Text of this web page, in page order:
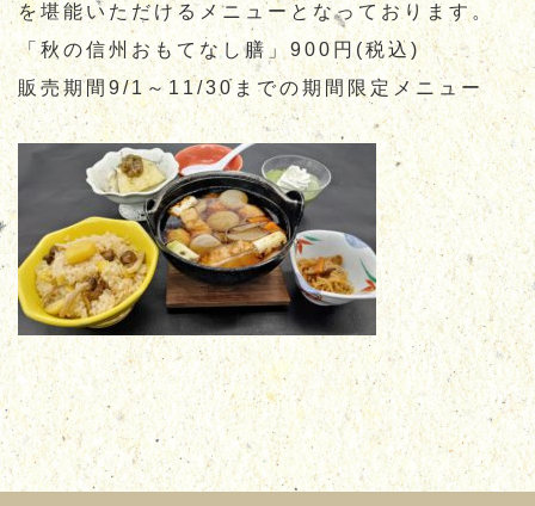
を堪能いただけるメニューとなっております。
「秋の信州おもてなし膳」900円(税込)
販売期間9/1～11/30までの期間限定メニュー